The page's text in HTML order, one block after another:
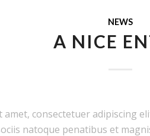
NEWS
A NICE
consectetuer adipiscing
natoque penatibus et